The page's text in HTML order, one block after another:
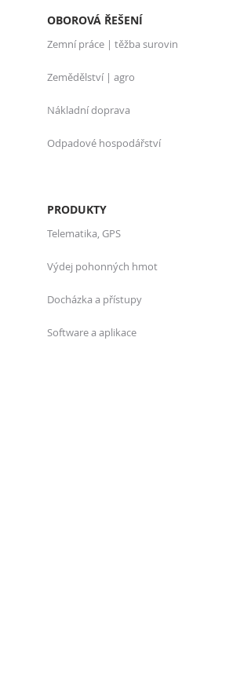
OBOROVÁ ŘEŠENÍ
Zemní práce | těžba surovin
Zemědělství | agro
Nákladní doprava
Odpadové hospodářství
PRODUKTY
Telematika, GPS
Výdej pohonných hmot
Docházka a přístupy
Software a aplikace